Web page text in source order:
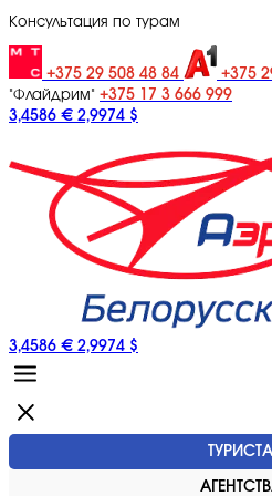
Консультация по турам
+375 29 508 48 84 +375
"Флайдрим" +375 17 3 666 999
3,4586 € 2,9974 $
3,4586 € 2,9974 $